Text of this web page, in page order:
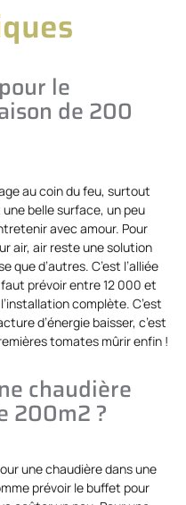
le
de 200
au coin du feu, surtout
belle surface, un peu
avec amour. Pour
air, air reste une solution
d’autres. C’est l’alliée
prévoir entre 12 000 et
complète. C’est
d’énergie baisser, c’est
tomates mûrir enfin !
chaudière
200m2 ?
une chaudière dans une
prévoir le buffet pour